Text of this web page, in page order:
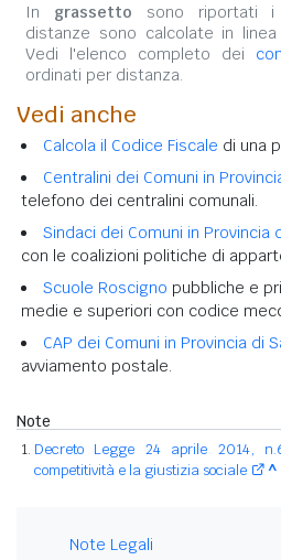
In grassetto sono riportati i
distanze sono calcolate in
Vedi l'elenco completo dei
ordinati per distanza.
Vedi anche
Calcola il Codice Fiscale di una
Centralini dei Comuni in
telefono dei centralini comunali.
Sindaci dei Comuni in Provincia
con le coalizioni politiche di
Scuole Roscigno pubbliche e
medie e superiori con codice
CAP dei Comuni in Provincia di
avviamento postale.
Note
Decreto Legge 24 aprile 2014,
competitività e la giustizia sociale
^
Note Legali